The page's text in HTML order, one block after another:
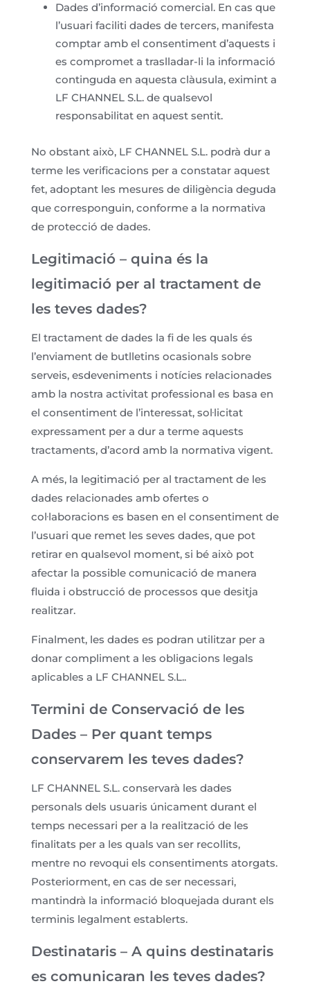
Dades d’informació comercial. En cas que
l’usuari faciliti dades de tercers, manifesta
comptar amb el consentiment d’aquests i
es compromet a traslladar-li la informació
continguda en aquesta clàusula, eximint a
LF CHANNEL S.L. de qualsevol
responsabilitat en aquest sentit.
No obstant això, LF CHANNEL S.L. podrà dur a
terme les verificacions per a constatar aquest
fet, adoptant les mesures de diligència deguda
que corresponguin, conforme a la normativa
de protecció de dades.
Legitimació – quina és la
legitimació per al tractament de
les teves dades?
El tractament de dades la fi de les quals és
l’enviament de butlletins ocasionals sobre
serveis, esdeveniments i notícies relacionades
amb la nostra activitat professional es basa en
el consentiment de l’interessat, sol·licitat
expressament per a dur a terme aquests
tractaments, d’acord amb la normativa vigent.
A més, la legitimació per al tractament de les
dades relacionades amb ofertes o
col·laboracions es basen en el consentiment de
l’usuari que remet les seves dades, que pot
retirar en qualsevol moment, si bé això pot
afectar la possible comunicació de manera
fluida i obstrucció de processos que desitja
realitzar.
Finalment, les dades es podran utilitzar per a
donar compliment a les obligacions legals
aplicables a LF CHANNEL S.L..
Termini de Conservació de les
Dades – Per quant temps
conservarem les teves dades?
LF CHANNEL S.L. conservarà les dades
personals dels usuaris únicament durant el
temps necessari per a la realització de les
finalitats per a les quals van ser recollits,
mentre no revoqui els consentiments atorgats.
Posteriorment, en cas de ser necessari,
mantindrà la informació bloquejada durant els
terminis legalment establerts.
Destinataris – A quins destinataris
es comunicaran les teves dades?